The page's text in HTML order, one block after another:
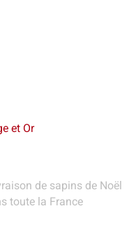
et Or
de sapins de Noël
toute la France